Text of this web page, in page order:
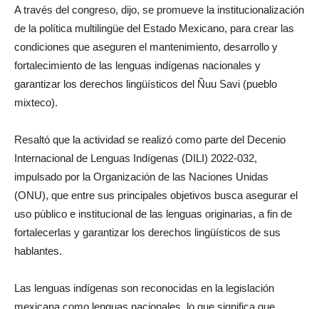
A través del congreso, dijo, se promueve la institucionalización
de la política multilingüe del Estado Mexicano, para crear las
condiciones que aseguren el mantenimiento, desarrollo y
fortalecimiento de las lenguas indígenas nacionales y
garantizar los derechos lingüísticos del Ñuu Savi (pueblo
mixteco).
Resaltó que la actividad se realizó como parte del Decenio
Internacional de Lenguas Indígenas (DILI) 2022-032,
impulsado por la Organización de las Naciones Unidas
(ONU), que entre sus principales objetivos busca asegurar el
uso público e institucional de las lenguas originarias, a fin de
fortalecerlas y garantizar los derechos lingüísticos de sus
hablantes.
Las lenguas indígenas son reconocidas en la legislación
mexicana como lenguas nacionales, lo que significa que